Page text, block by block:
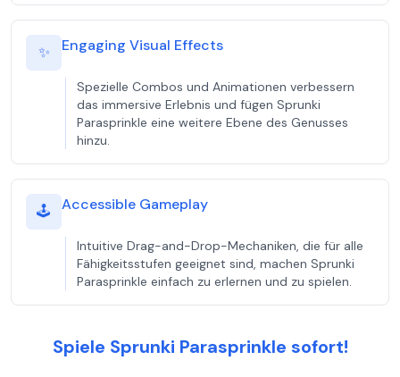
✨ Engaging Visual Effects
Spezielle Combos und Animationen verbessern
das immersive Erlebnis und fügen Sprunki
Parasprinkle eine weitere Ebene des Genusses
hinzu.
🕹️ Accessible Gameplay
Intuitive Drag-and-Drop-Mechaniken, die für alle
Fähigkeitsstufen geeignet sind, machen Sprunki
Parasprinkle einfach zu erlernen und zu spielen.
Spiele Sprunki Parasprinkle sofort!